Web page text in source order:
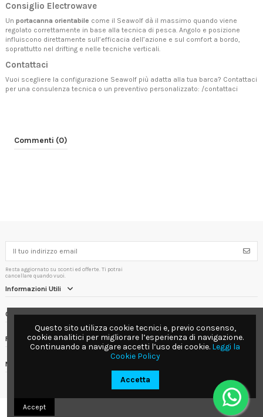
Consiglio Electrowave
Un portacanna orientabile come il Seawolf dà il massimo quando viene
regolato correttamente in base alla tecnica di pesca. Angolo e posizione
influiscono direttamente sull’efficacia dell’azione e sul comfort a bordo,
soprattutto nel drifting e nelle tecniche verticali.
Contattaci
Vuoi scegliere la configurazione Seawolf più adatta alla tua barca? Contattaci
per una consulenza tecnica o un preventivo personalizzato: /contattaci
Commenti (0)
Resta aggiornato su sconti ed offerte. Ti potrai
cancellare quando vuoi.
Informazioni Utili
Contact us
Follow us
Newsletter
Questo sito utilizza cookie tecnici e, previo consenso,
cookie analitici per migliorare l’esperienza di navigazione.
Continuando a navigare accetti l’uso dei cookie. Leggi la
Cookie Policy
Accetta
Accept